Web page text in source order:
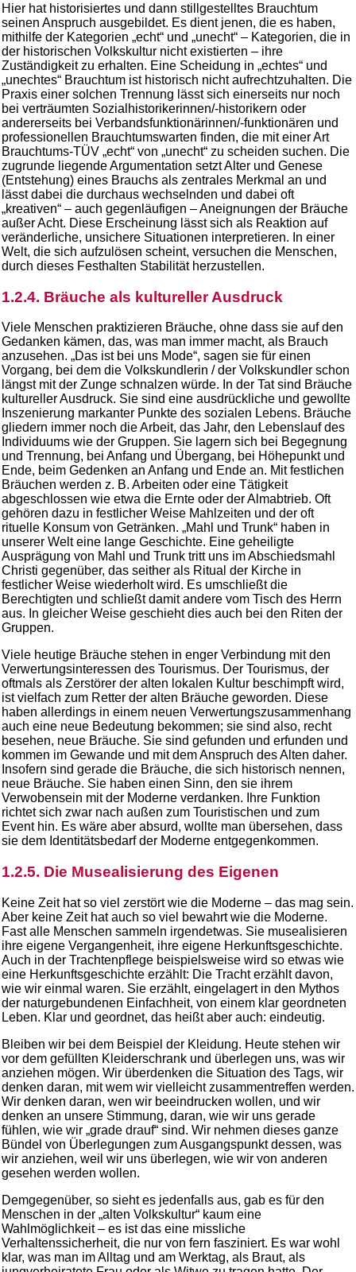
Hier hat historisiertes und dann stillgestelltes Brauchtum
seinen Anspruch ausgebildet. Es dient jenen, die es haben,
mithilfe der Kategorien „echt“ und „unecht“ – Kategorien, die in
der historischen Volkskultur nicht existierten – ihre
Zuständigkeit zu erhalten. Eine Scheidung in „echtes“ und
„unechtes“ Brauchtum ist historisch nicht aufrechtzuhalten. Die
Praxis einer solchen Trennung lässt sich einerseits nur noch
bei verträumten Sozialhistorikerinnen/-historikern oder
andererseits bei Verbandsfunktionärinnen/-funktionären und
professionellen Brauchtumswarten finden, die mit einer Art
Brauchtums-TÜV „echt“ von „unecht“ zu scheiden suchen. Die
zugrunde liegende Argumentation setzt Alter und Genese
(Entstehung) eines Brauchs als zentrales Merkmal an und
lässt dabei die durchaus wechselnden und dabei oft
„kreativen“ – auch gegenläufigen – Aneignungen der Bräuche
außer Acht. Diese Erscheinung lässt sich als Reaktion auf
veränderliche, unsichere Situationen interpretieren. In einer
Welt, die sich aufzulösen scheint, versuchen die Menschen,
durch dieses Festhalten Stabilität herzustellen.
1.2.4. Bräuche als kultureller Ausdruck
Viele Menschen praktizieren Bräuche, ohne dass sie auf den
Gedanken kämen, das, was man immer macht, als Brauch
anzusehen. „Das ist bei uns Mode“, sagen sie für einen
Vorgang, bei dem die Volkskundlerin / der Volkskundler schon
längst mit der Zunge schnalzen würde. In der Tat sind Bräuche
kultureller Ausdruck. Sie sind eine ausdrückliche und gewollte
Inszenierung markanter Punkte des sozialen Lebens. Bräuche
gliedern immer noch die Arbeit, das Jahr, den Lebenslauf des
Individuums wie der Gruppen. Sie lagern sich bei Begegnung
und Trennung, bei Anfang und Übergang, bei Höhepunkt und
Ende, beim Gedenken an Anfang und Ende an. Mit festlichen
Bräuchen werden z. B. Arbeiten oder eine Tätigkeit
abgeschlossen wie etwa die Ernte oder der Almabtrieb. Oft
gehören dazu in festlicher Weise Mahlzeiten und der oft
rituelle Konsum von Getränken. „Mahl und Trunk“ haben in
unserer Welt eine lange Geschichte. Eine geheiligte
Ausprägung von Mahl und Trunk tritt uns im Abschiedsmahl
Christi gegenüber, das seither als Ritual der Kirche in
festlicher Weise wiederholt wird. Es umschließt die
Berechtigten und schließt damit andere vom Tisch des Herrn
aus. In gleicher Weise geschieht dies auch bei den Riten der
Gruppen.
Viele heutige Bräuche stehen in enger Verbindung mit den
Verwertungsinteressen des Tourismus. Der Tourismus, der
oftmals als Zerstörer der alten lokalen Kultur beschimpft wird,
ist vielfach zum Retter der alten Bräuche geworden. Diese
haben allerdings in einem neuen Verwertungszusammenhang
auch eine neue Bedeutung bekommen; sie sind also, recht
besehen, neue Bräuche. Sie sind gefunden und erfunden und
kommen im Gewande und mit dem Anspruch des Alten daher.
Insofern sind gerade die Bräuche, die sich historisch nennen,
neue Bräuche. Sie haben einen Sinn, den sie ihrem
Verwobensein mit der Moderne verdanken. Ihre Funktion
richtet sich zwar nach außen zum Touristischen und zum
Event hin. Es wäre aber absurd, wollte man übersehen, dass
sie dem Identitätsbedarf der Moderne entgegenkommen.
1.2.5. Die Musealisierung des Eigenen
Keine Zeit hat so viel zerstört wie die Moderne – das mag sein.
Aber keine Zeit hat auch so viel bewahrt wie die Moderne.
Fast alle Menschen sammeln irgendetwas. Sie musealisieren
ihre eigene Vergangenheit, ihre eigene Herkunftsgeschichte.
Auch in der Trachtenpflege beispielsweise wird so etwas wie
eine Herkunftsgeschichte erzählt: Die Tracht erzählt davon,
wie wir einmal waren. Sie erzählt, eingelagert in den Mythos
der naturgebundenen Einfachheit, von einem klar geordneten
Leben. Klar und geordnet, das heißt aber auch: eindeutig.
Bleiben wir bei dem Beispiel der Kleidung. Heute stehen wir
vor dem gefüllten Kleiderschrank und überlegen uns, was wir
anziehen mögen. Wir überdenken die Situation des Tags, wir
denken daran, mit wem wir vielleicht zusammentreffen werden.
Wir denken daran, wen wir beeindrucken wollen, und wir
denken an unsere Stimmung, daran, wie wir uns gerade
fühlen, wie wir „grade drauf“ sind. Wir nehmen dieses ganze
Bündel von Überlegungen zum Ausgangspunkt dessen, was
wir anziehen, weil wir uns überlegen, wie wir von anderen
gesehen werden wollen.
Demgegenüber, so sieht es jedenfalls aus, gab es für den
Menschen in der „alten Volkskultur“ kaum eine
Wahlmöglichkeit – es ist das eine missliche
Verhaltenssicherheit, die nur von fern fasziniert. Es war wohl
klar, was man im Alltag und am Werktag, als Braut, als